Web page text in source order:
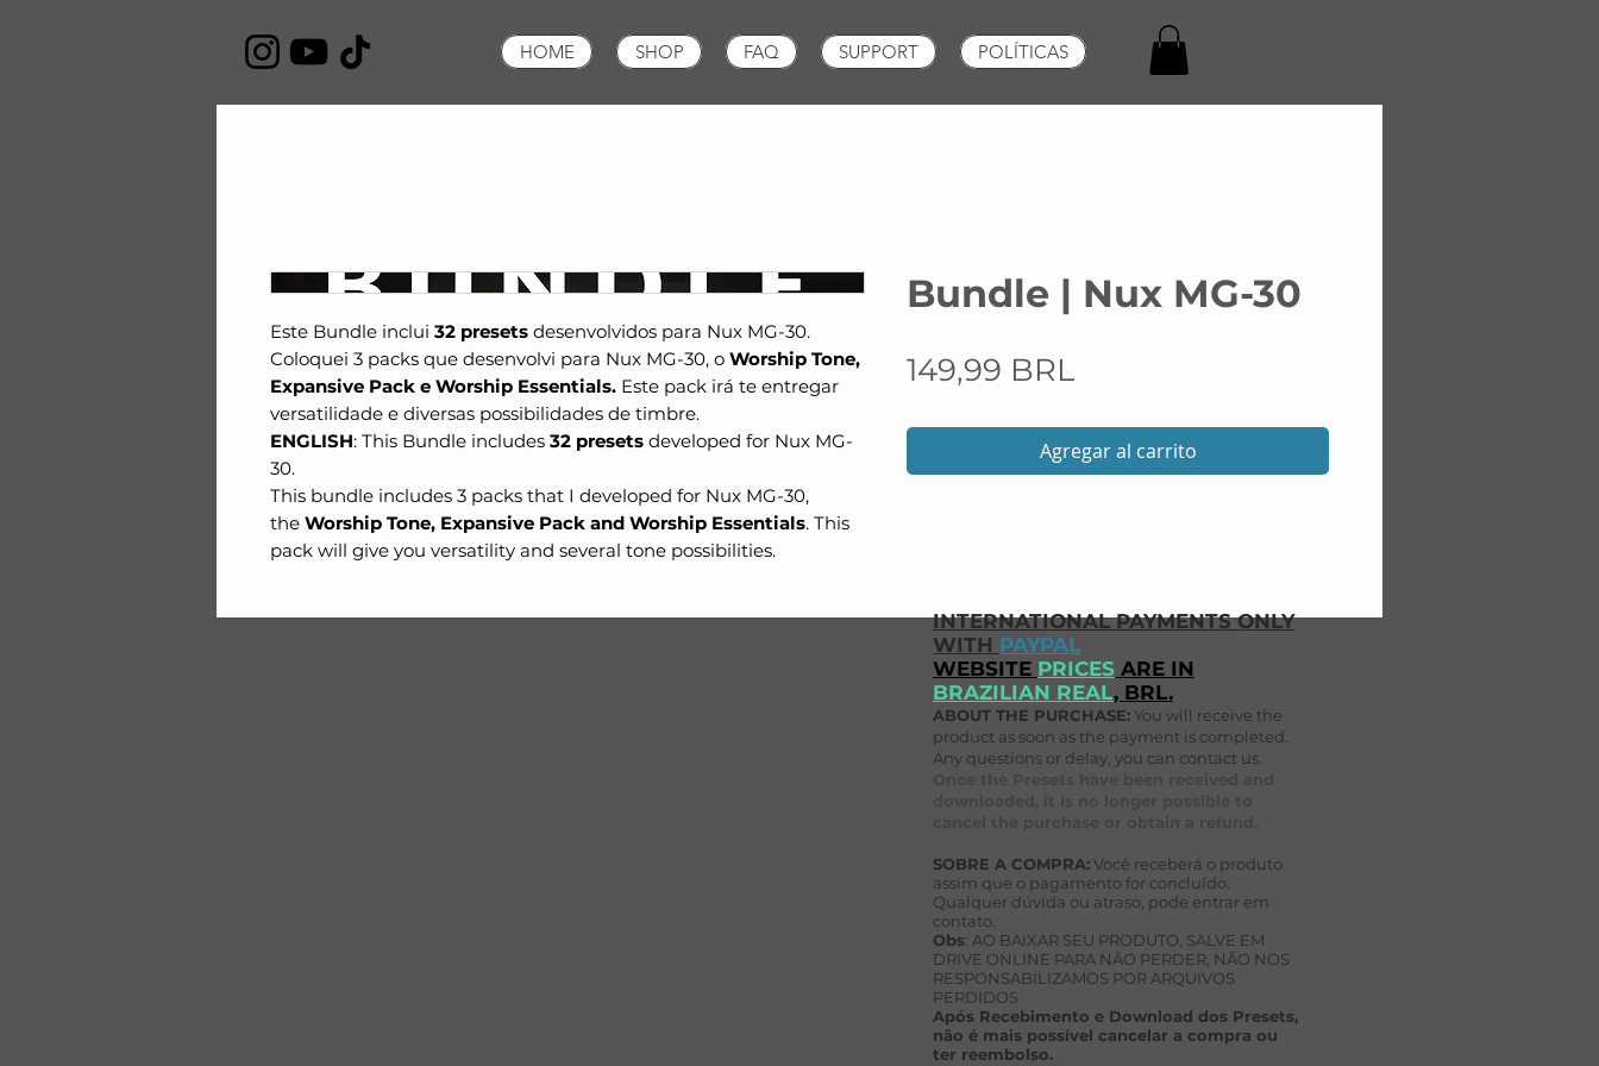
HOME SHOP FAQ SUPPORT POLÍTICAS
Este Bundle inclui 32 presets desenvolvidos para Nux MG-30.
Coloquei 3 packs que desenvolvi para Nux MG-30, o Worship Tone,
Expansive Pack e Worship Essentials. Este pack irá te entregar
versatilidade e diversas possibilidades de timbre.
ENGLISH: This Bundle includes 32 presets developed for Nux MG-
30.
This bundle includes 3 packs that I developed for Nux MG-30,
the Worship Tone, Expansive Pack and Worship Essentials. This
pack will give you versatility and several tone possibilities.
Bundle | Nux MG-30
149,99 BRLPrecio
Agregar al carrito
INTERNATIONAL PAYMENTS ONLY
WITH PAYPAL
WEBSITE PRICES ARE IN
BRAZILIAN REAL, BRL.
ABOUT THE PURCHASE:You will receive the
product as soon as the payment is completed.
Any questions or delay, you can contact us.
SOBRE A COMPRA:Você receberá o produto
assim que o pagamento for concluído.
Qualquer dúvida ou atraso, pode entrar em
contato.
Obs: AO BAIXAR SEU PRODUTO, SALVE EM
DRIVE ONLINE PARA NÃO PERDER, NÃO NOS
RESPONSABILIZAMOS POR ARQUIVOS
PERDIDOS
Após Recebimento e Download dos Presets,
não é mais possível cancelar a compra ou
ter reembolso.